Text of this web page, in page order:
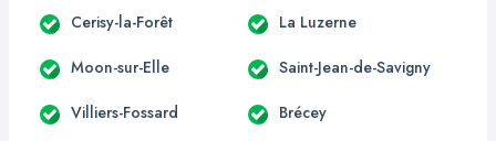
Cerisy-la-Forêt La Luzerne
Moon-sur-Elle Saint-Jean-de-Savigny
Villiers-Fossard Brécey